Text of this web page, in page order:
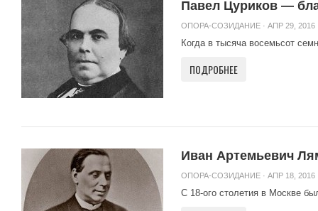
Павел Цуриков —
ОПОРА-СОЗИДАНИЕ · АПР 29, 2016
Когда в тысяча восемьсот
ПОДРОБНЕЕ
Иван Артемьевич
ОПОРА-СОЗИДАНИЕ · АПР 18, 2016
С 18-ого столетия в Москве